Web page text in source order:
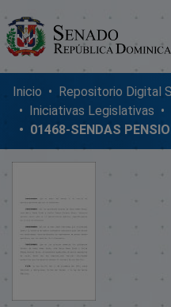
Comunidades
Glosario
Nosotros
Inicio
Iniciativas Legislativas